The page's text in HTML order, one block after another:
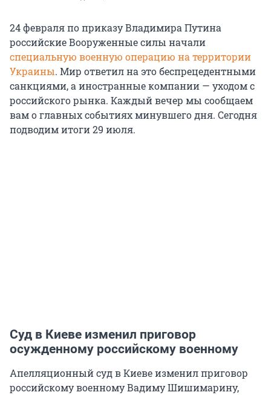
24 февраля по приказу Владимира Путина
российские Вооруженные силы начали
специальную военную операцию на территории
Украины. Мир ответил на это беспрецедентными
санкциями, а иностранные компании — уходом с
российского рынка. Каждый вечер мы сообщаем
вам о главных событиях минувшего дня. Сегодня
подводим итоги 29 июля.
Суд в Киеве изменил приговор
осужденному российскому военному
Апелляционный суд в Киеве изменил приговор
российскому военному Вадиму Шишимарину,